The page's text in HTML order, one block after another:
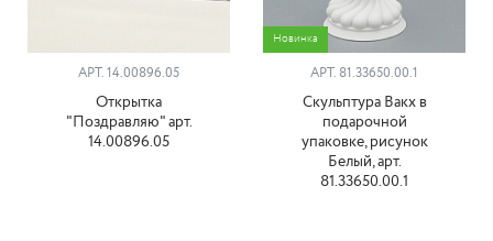
АРТ. 14.00896.05
Открытка
"Поздравляю" арт.
14.00896.05
Новинка
АРТ. 81.33650.00.1
Скульптура Вакх в
подарочной
упаковке, рисунок
Белый, арт.
81.33650.00.1